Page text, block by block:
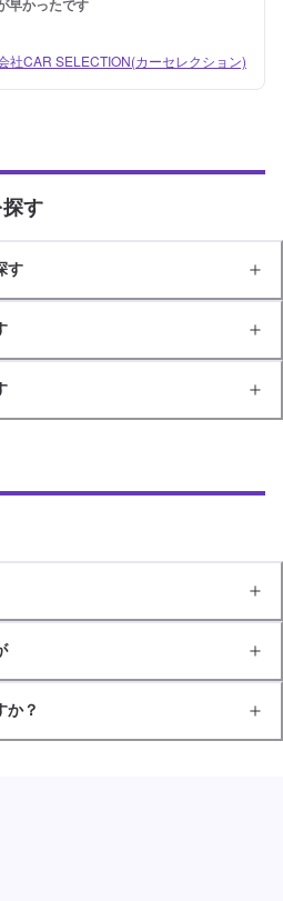
早かったです
社CAR SELECTION(カーセレクション)
す
す
か？